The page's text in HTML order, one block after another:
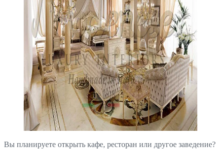
Вы планируете открыть кафе, ресторан или другое заведение?